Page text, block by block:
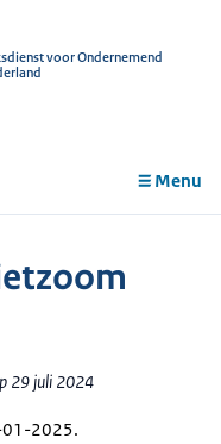
voor Ondernemend
Menu
29 juli 2024
01-2025.